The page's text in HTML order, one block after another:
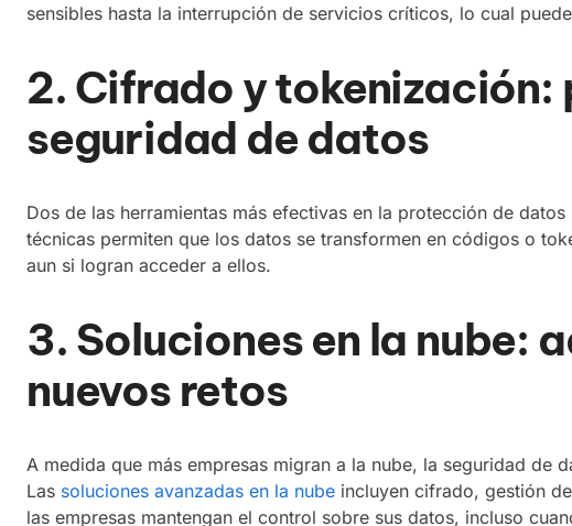
sensibles hasta la interrupción de servicios críticos, lo cual
2. Cifrado y tokenización:
seguridad de datos
Dos de las herramientas más efectivas en la protección de
técnicas permiten que los datos se transformen en códigos o
aun si logran acceder a ellos.
3. Soluciones en la nube:
nuevos retos
A medida que más empresas migran a la nube, la seguridad de
Las soluciones avanzadas en la nube incluyen cifrado, gestión
las empresas mantengan el control sobre sus datos, incluso